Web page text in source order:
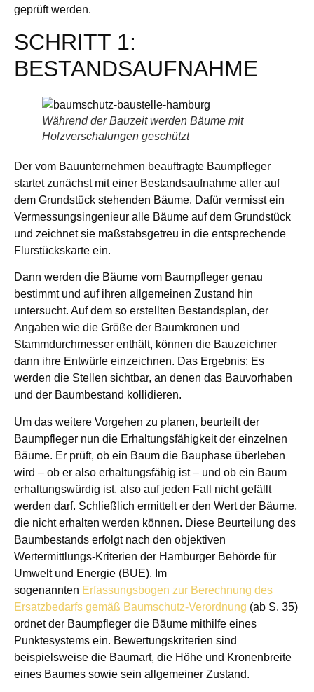
geprüft werden.
SCHRITT 1:
BESTANDSAUFNAHME
Während der Bauzeit werden Bäume mit
Holzverschalungen geschützt
Der vom Bauunternehmen beauftragte Baumpfleger
startet zunächst mit einer Bestandsaufnahme aller auf
dem Grundstück stehenden Bäume. Dafür vermisst ein
Vermessungsingenieur alle Bäume auf dem Grundstück
und zeichnet sie maßstabsgetreu in die entsprechende
Flurstückskarte ein.
Dann werden die Bäume vom Baumpfleger genau
bestimmt und auf ihren allgemeinen Zustand hin
untersucht. Auf dem so erstellten Bestandsplan, der
Angaben wie die Größe der Baumkronen und
Stammdurchmesser enthält, können die Bauzeichner
dann ihre Entwürfe einzeichnen. Das Ergebnis: Es
werden die Stellen sichtbar, an denen das Bauvorhaben
und der Baumbestand kollidieren.
Um das weitere Vorgehen zu planen, beurteilt der
Baumpfleger nun die Erhaltungsfähigkeit der einzelnen
Bäume. Er prüft, ob ein Baum die Bauphase überleben
wird – ob er also erhaltungsfähig ist – und ob ein Baum
erhaltungswürdig ist, also auf jeden Fall nicht gefällt
werden darf. Schließlich ermittelt er den Wert der Bäume,
die nicht erhalten werden können. Diese Beurteilung des
Baumbestands erfolgt nach den objektiven
Wertermittlungs-Kriterien der Hamburger Behörde für
Umwelt und Energie (BUE). Im
sogenannten Erfassungsbogen zur Berechnung des
Ersatzbedarfs gemäß Baumschutz-Verordnung (ab S. 35)
ordnet der Baumpfleger die Bäume mithilfe eines
Punktesystems ein. Bewertungskriterien sind
beispielsweise die Baumart, die Höhe und Kronenbreite
eines Baumes sowie sein allgemeiner Zustand.